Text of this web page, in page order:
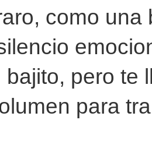
como
bajito, pero te
para